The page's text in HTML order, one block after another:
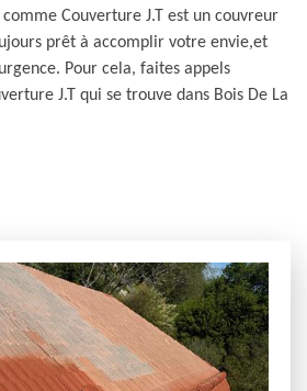
Couverture J.T est un couvreur
prêt à accomplir votre envie,et
Pour cela, faites appels
J.T qui se trouve dans Bois De La